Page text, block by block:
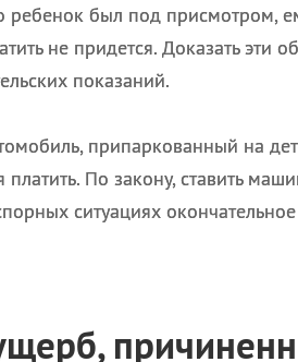
ребенок был под присмотром,
не придется. Доказать эти
показаний.
припаркованный на
По закону, ставить
ситуациях